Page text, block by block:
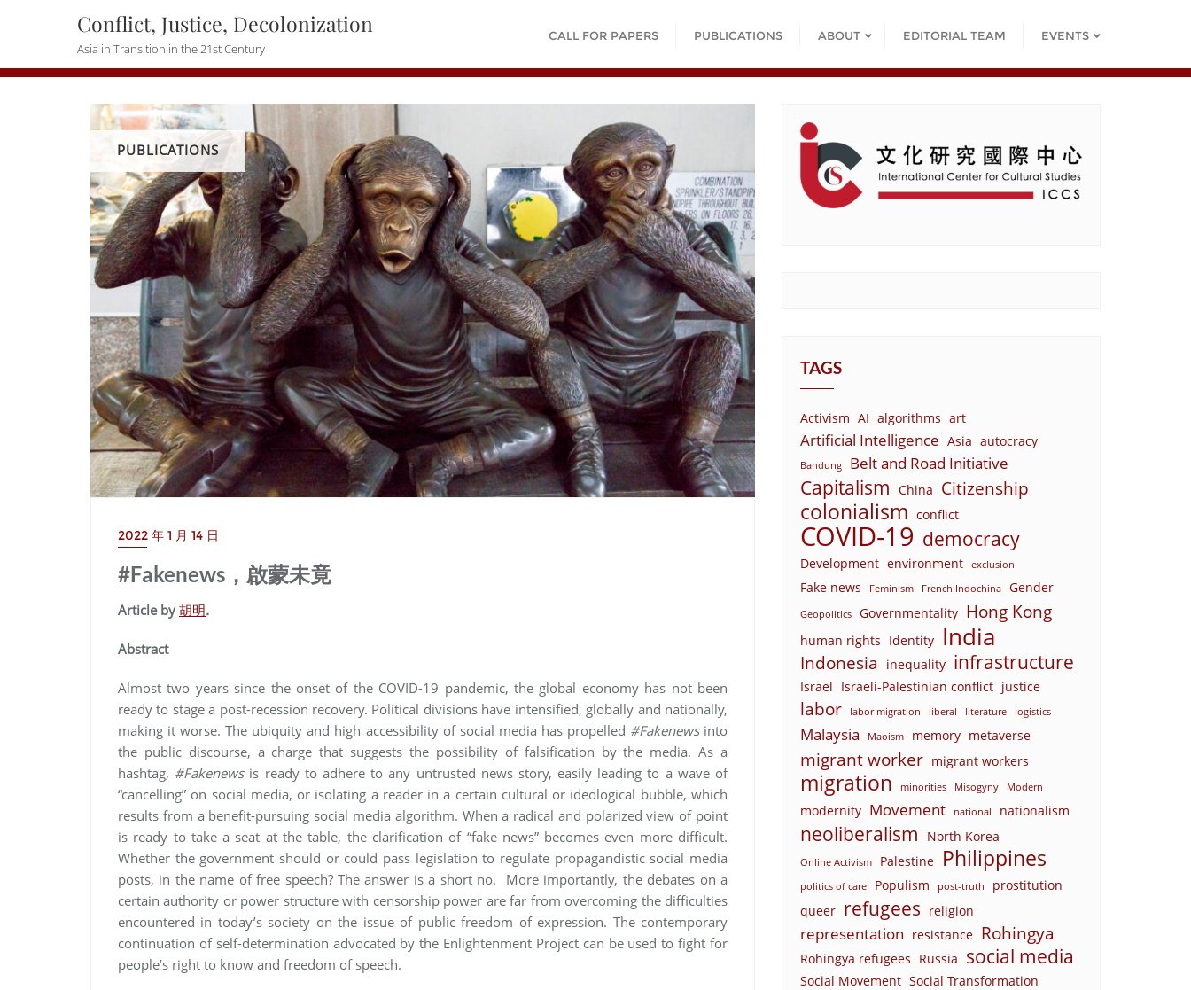
Conflict, Justice, Decolonization
Asia in Transition in the 21st Century
CALL FOR PAPERS PUBLICATIONS ABOUT EDITORIAL TEAM EVENTS
PUBLICATIONS
2022 年 1 月 14 日
#Fakenews，啟蒙未竟
Article by 胡明.
Abstract
Almost two years since the onset of the COVID-19 pandemic, the global economy has not been
ready to stage a post-recession recovery. Political divisions have intensified, globally and nationally,
making it worse. The ubiquity and high accessibility of social media has propelled #Fakenewsinto
the public discourse, a charge that suggests the possibility of falsification by the media. As a
hashtag, #Fakenews is ready to adhere to any untrusted news story, easily leading to a wave of
“cancelling” on social media, or isolating a reader in a certain cultural or ideological bubble, which
results from a benefit-pursuing social media algorithm. When a radical and polarized view of point
is ready to take a seat at the table, the clarification of “fake news” becomes even more difficult.
Whether the government should or could pass legislation to regulate propagandistic social media
posts, in the name of free speech? The answer is a short no. More importantly, the debates on a
certain authority or power structure with censorship power are far from overcoming the difficulties
encountered in today’s society on the issue of public freedom of expression. The contemporary
continuation of self-determination advocated by the Enlightenment Project can be used to fight for
people’s right to know and freedom of speech.
TAGS
Activism AI algorithms art
Artificial Intelligence Asia autocracy
Bandung Belt and Road Initiative
Capitalism China Citizenship
colonialism conflict
COVID-19 democracy
Development environment exclusion
Fake news Feminism French Indochina Gender
Geopolitics Governmentality Hong Kong
human rights Identity India
Indonesia inequality infrastructure
Israel Israeli-Palestinian conflict justice
labor labor migration liberal literature logistics
Malaysia Maoism memory metaverse
migrant worker migrant workers
migration minorities Misogyny Modern
modernity Movement national nationalism
neoliberalism North Korea
Online Activism Palestine Philippines
politics of care Populism post-truth
prostitution
queer refugees religion
representation resistance Rohingya
Rohingya refugees Russia social media
Social Movement Social Transformation